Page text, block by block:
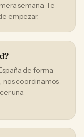
semana. Te
empezar.
de forma
nos coordinamos
una